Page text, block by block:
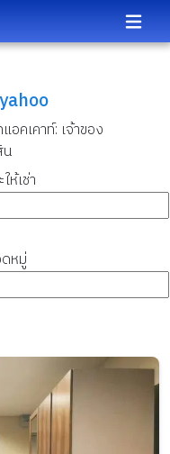
อคเคาท์: เจ้าของ
ห้เช่า
หมู่